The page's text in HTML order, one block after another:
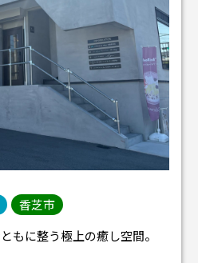
香芝市
もに整う極上の癒し空間。